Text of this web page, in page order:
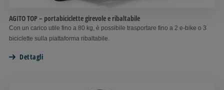
AGITO TOP – portabiciclette girevole e ribaltabile
Con un carico utile fino a 80 kg, è possibile trasportare fino a 2 e-bike o 3
biciclette sulla piattaforma ribaltabile.
Dettagli